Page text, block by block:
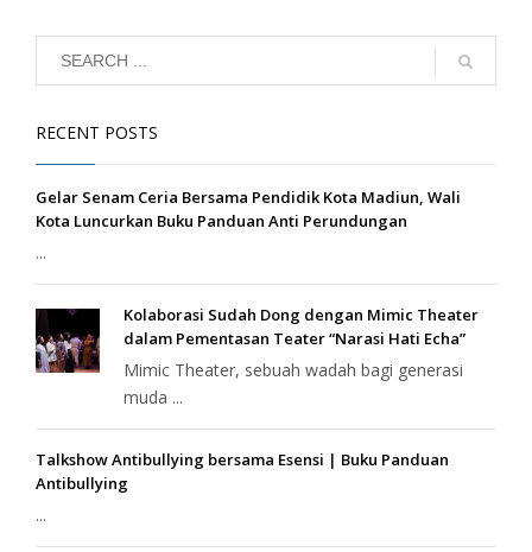
RECENT POSTS
Gelar Senam Ceria Bersama Pendidik Kota Madiun, Wali
Kota Luncurkan Buku Panduan Anti Perundungan
...
Kolaborasi Sudah Dong dengan Mimic Theater
dalam Pementasan Teater “Narasi Hati Echa”
Mimic Theater, sebuah wadah bagi generasi
muda ...
Talkshow Antibullying bersama Esensi | Buku Panduan
Antibullying
...